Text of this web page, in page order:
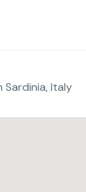
Sardinia, Italy